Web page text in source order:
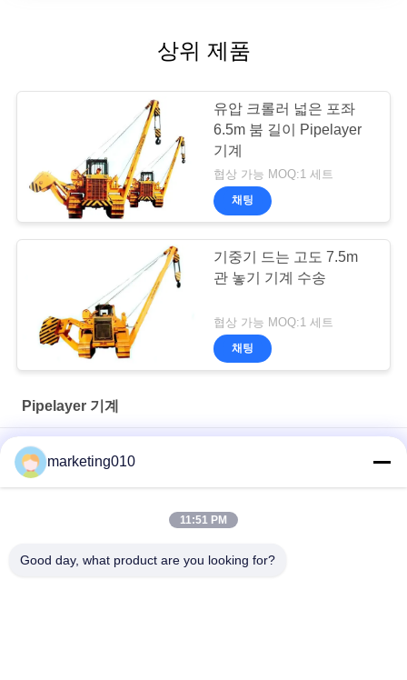
상위 제품
유압 크롤러 넓은 포좌
6.5m 붐 길이 Pipelayer
기계
협상 가능 MOQ:1 세트
채팅
기중기 드는 고도 7.5m
관 놓기 기계 수송
협상 가능 MOQ:1 세트
채팅
Pipelayer 기계
7.5 미터는 습지대 배관 부설 기계를 가라앉힙니다
속도 10m/Pipelayer 최소한도 기계를 게양하는 1850rpm 건축
기계 20 톤은 크롤러 Pipelayer/상승 관을 가진 각자 관 죔쇠를 분
marketing010
11:51 PM
Good day, what product are you looking for?